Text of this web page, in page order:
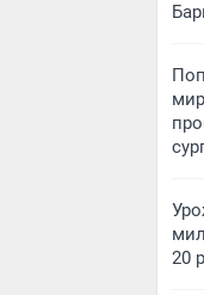
20